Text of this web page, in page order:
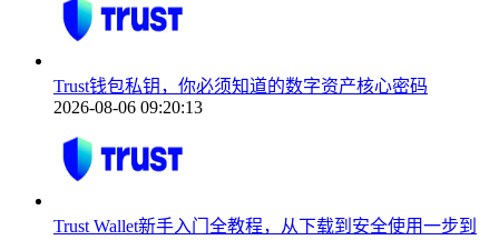
Trust钱包私钥，你必须知道的数字资产核心密码
2026-08-06 09:20:13
Trust Wallet新手入门全教程，从下载到安全使用一步到